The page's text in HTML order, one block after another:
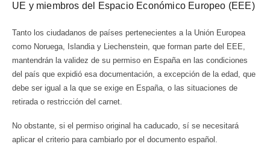
UE y miembros del Espacio Económico Europeo (EEE)
Tanto los ciudadanos de países pertenecientes a la Unión Europea
como Noruega, Islandia y Liechenstein, que forman parte del EEE,
mantendrán la validez de su permiso en España en las condiciones
del país que expidió esa documentación, a excepción de la edad, que
debe ser igual a la que se exige en España, o las situaciones de
retirada o restricción del carnet.
No obstante, si el permiso original ha caducado, sí se necesitará
aplicar el criterio para cambiarlo por el documento español.